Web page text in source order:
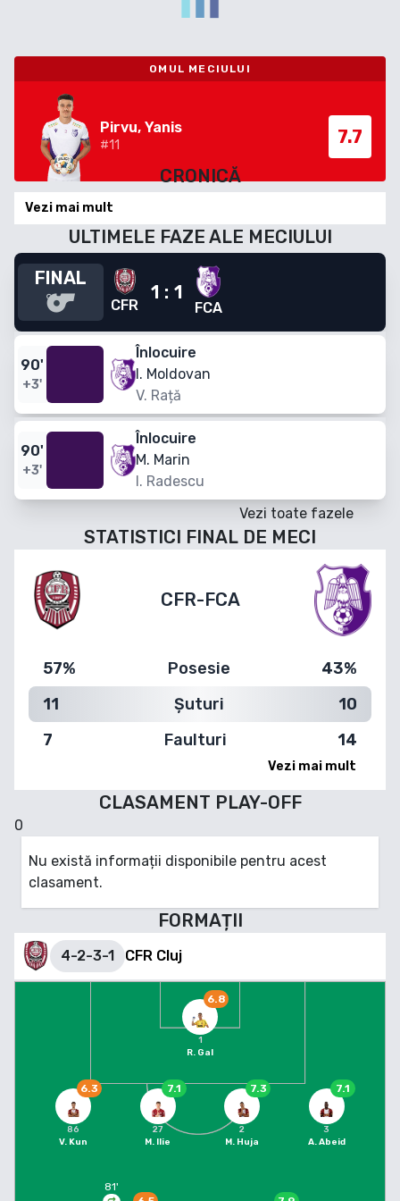
OMUL MECIULUI
Pirvu, Yanis
#11
7.7
CRONICĂ
Vezi mai mult
ULTIMELE FAZE ALE MECIULUI
FINAL
CFR
1 : 1
FCA
90'
+3'
Înlocuire
I. Moldovan
V. Rață
90'
+3'
Înlocuire
M. Marin
I. Radescu
Vezi toate fazele
STATISTICI FINAL DE MECI
CFR-FCA
57% Posesie
43%
11
Șuturi
10
7
Faulturi 14
Vezi mai mult
CLASAMENT PLAY-OFF
0
Nu există informații disponibile pentru acest
clasament.
FORMAȚII
4-2-3-1 CFR Cluj
6.8
1
R. Gal
6.3
86
V. Kun
7.1
27
M. Ilie
7.3
2
M. Huja
7.1
3
A. Abeid
81'